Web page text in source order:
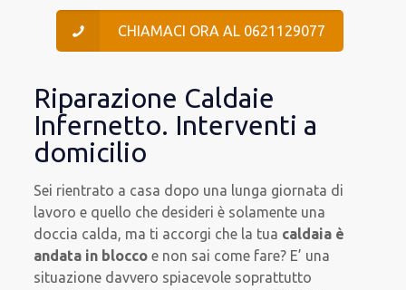
CHIAMACI ORA AL 0621129077
Riparazione Caldaie
Infernetto. Interventi a
domicilio
Sei rientrato a casa dopo una lunga giornata di
lavoro e quello che desideri è solamente una
doccia calda, ma ti accorgi che la tua caldaia è
andata in blocco e non sai come fare? E’ una
situazione davvero spiacevole soprattutto